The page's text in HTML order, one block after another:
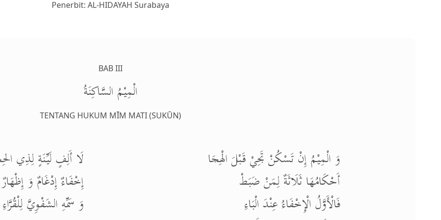
Penerbit: AL-HIDAYAH Surabaya
BAB III
الْمِيْمُ السَّاكِنَةُ
TENTANG HUKUM MĪM MATI (SUKŪN)
وَ الْمِيْمُ إِنْ تَسْكُنْ تَجِيْ قَبْلَ الْهِجَا
لَا أَلِفٍ لَيِّنَةٍ لِذِي
أَحْكَامُهَا ثَلَاثَةٌ لِمَنْ ضَبَطْ
إِخْفَاءٌ إِدْغَامٌ وَ
فَالْأَوَّلُ الْإِخْفَاءُ عِنْدَ الْبَاءِ
وَ سَمِّهِ الشَفْوِيَّ لِلْقُرَّاءِ